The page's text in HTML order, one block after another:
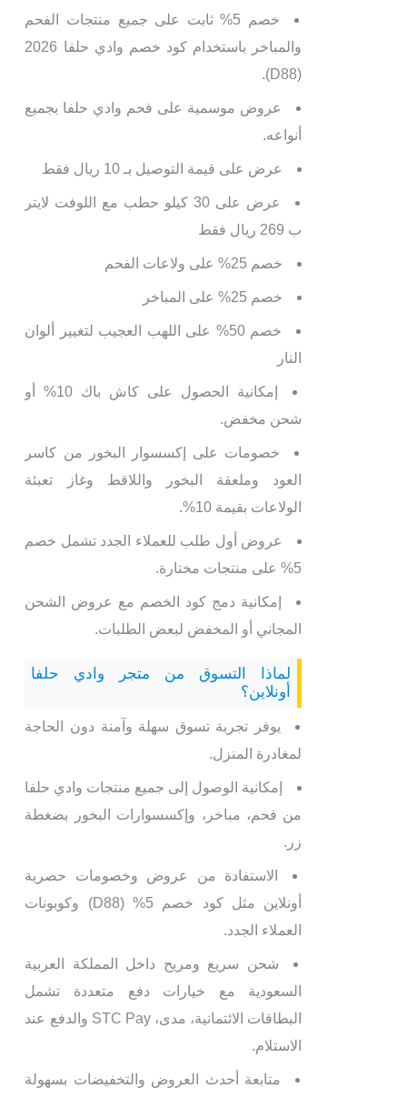
خصم 5% ثابت على جميع منتجات الفحم
والمباخر باستخدام كود خصم وادي حلفا 2026
(D88).
عروض موسمية على فحم وادي حلفا بجميع
أنواعه.
عرض على قيمة التوصيل بـ 10 ريال فقط
عرض على 30 كيلو حطب مع اللوفت لايتر
ب 269 ريال فقط
خصم 25% على ولاعات الفحم
خصم 25% على المباخر
خصم 50% على اللهب العجيب لتغيير ألوان
النار
إمكانية الحصول على كاش باك 10% أو
شحن مخفض.
خصومات على إكسسوار البخور من كاسر
العود وملعقة البخور واللاقط وغاز تعبئة
الولاعات بقيمة 10%.
عروض أول طلب للعملاء الجدد تشمل خصم
5% على منتجات مختارة.
إمكانية دمج كود الخصم مع عروض الشحن
المجاني أو المخفض لبعض الطلبات.
لماذا التسوق من متجر وادي حلفا
أونلاين؟
يوفر تجربة تسوق سهلة وآمنة دون الحاجة
لمغادرة المنزل.
إمكانية الوصول إلى جميع منتجات وادي حلفا
من فحم، مباخر، وإكسسوارات البخور بضغطة
زر.
الاستفادة من عروض وخصومات حصرية
أونلاين مثل كود خصم 5% (D88) وكوبونات
العملاء الجدد.
شحن سريع ومريح داخل المملكة العربية
السعودية مع خيارات دفع متعددة تشمل
البطاقات الائتمانية، مدى، STC Pay والدفع عند
الاستلام.
متابعة أحدث العروض والتخفيضات بسهولة